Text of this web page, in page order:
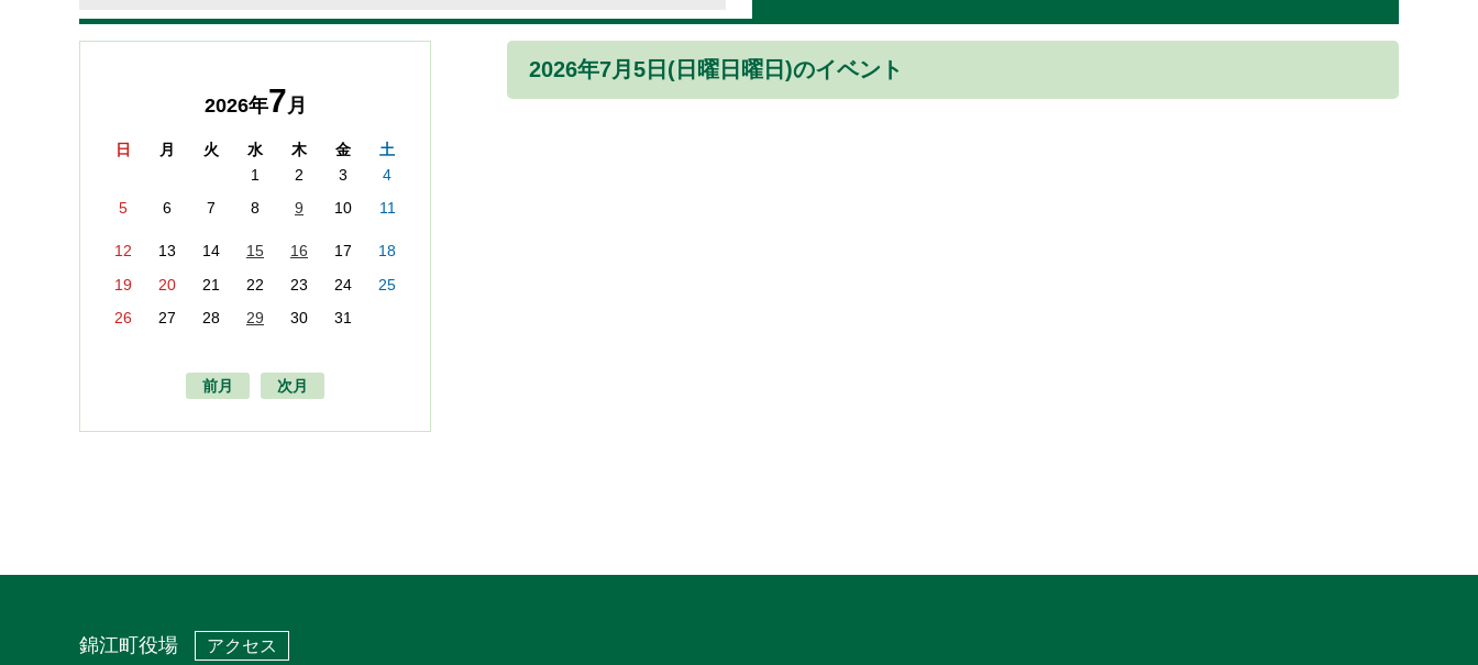
2026年7月
日 月 火 水 木 金
土
1
2 3
4
5
6 7 8 9 10 11
12 13 14 15 16 17
18
19
20 21 22 23 24
25
26
27 28 29 30 31
前月 次月
2026年7月5日(日曜日曜日)のイベント
錦江町役場 アクセス